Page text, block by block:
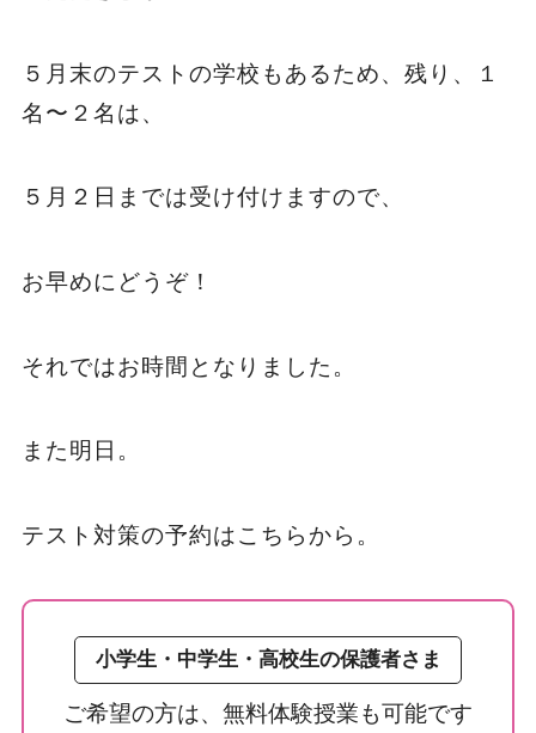
５月末のテストの学校もあるため、残り、１
名〜２名は、
５月２日までは受け付けますので、
お早めにどうぞ！
それではお時間となりました。
また明日。
テスト対策の予約はこちらから。
小学生・中学生・高校生の保護者さま
ご希望の方は、無料体験授業も可能です